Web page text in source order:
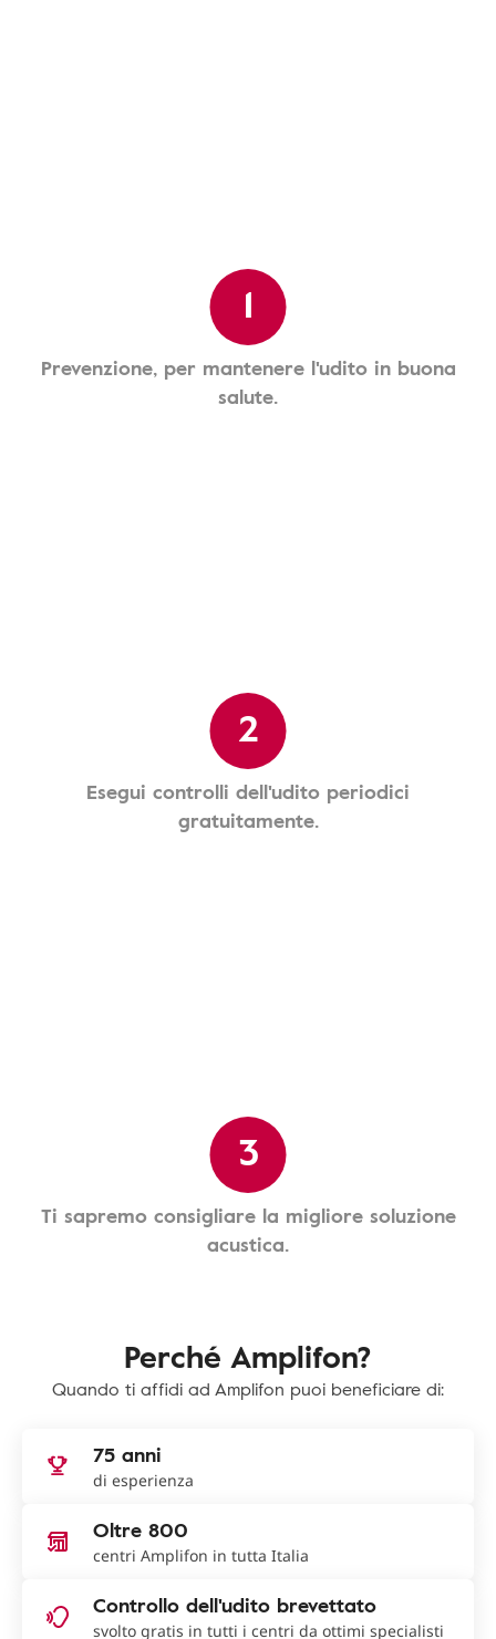
1
Prevenzione, per mantenere l'udito in buona
salute.
2
Esegui controlli dell'udito periodici
gratuitamente.
3
Ti sapremo consigliare la migliore soluzione
acustica.
Perché Amplifon?
Quando ti affidi ad Amplifon puoi beneficiare di:
75 anni
di esperienza
Oltre 800
centri Amplifon in tutta Italia
Controllo dell'udito brevettato
svolto gratis in tutti i centri da ottimi specialisti